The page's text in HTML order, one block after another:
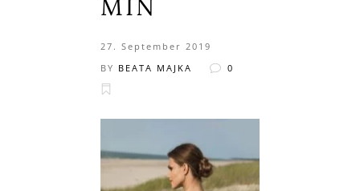
MIN
27. September 2019
BY BEATA MAJKA 0